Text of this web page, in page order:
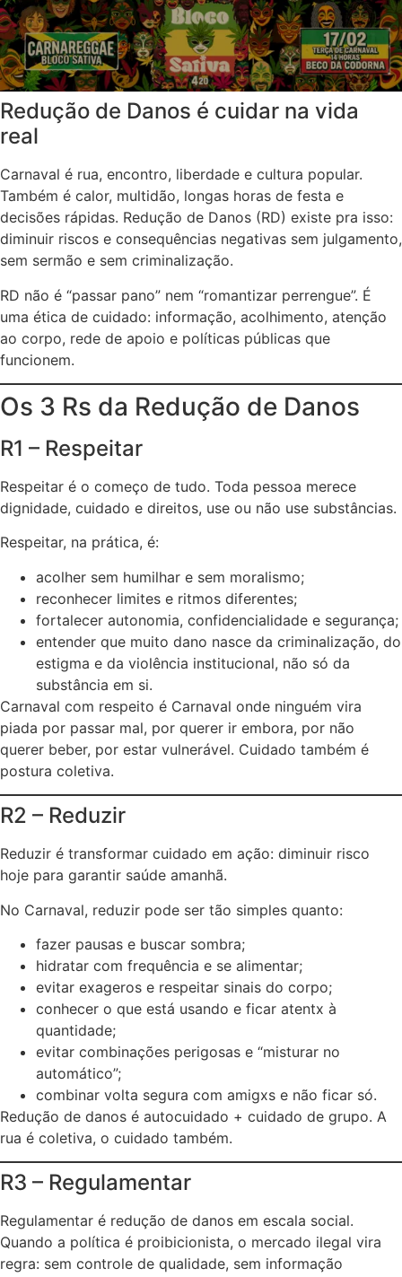
Redução de Danos é cuidar na vida
real
Carnaval é rua, encontro, liberdade e cultura popular.
Também é calor, multidão, longas horas de festa e
decisões rápidas. Redução de Danos (RD) existe pra isso:
diminuir riscos e consequências negativas sem julgamento,
sem sermão e sem criminalização.
RD não é “passar pano” nem “romantizar perrengue”. É
uma ética de cuidado: informação, acolhimento, atenção
ao corpo, rede de apoio e políticas públicas que
funcionem.
Os 3 Rs da Redução de Danos
R1 – Respeitar
Respeitar é o começo de tudo. Toda pessoa merece
dignidade, cuidado e direitos, use ou não use substâncias.
Respeitar, na prática, é:
acolher sem humilhar e sem moralismo;
reconhecer limites e ritmos diferentes;
fortalecer autonomia, confidencialidade e segurança;
entender que muito dano nasce da criminalização, do
estigma e da violência institucional, não só da
substância em si.
Carnaval com respeito é Carnaval onde ninguém vira
piada por passar mal, por querer ir embora, por não
querer beber, por estar vulnerável. Cuidado também é
postura coletiva.
R2 – Reduzir
Reduzir é transformar cuidado em ação: diminuir risco
hoje para garantir saúde amanhã.
No Carnaval, reduzir pode ser tão simples quanto:
fazer pausas e buscar sombra;
hidratar com frequência e se alimentar;
evitar exageros e respeitar sinais do corpo;
conhecer o que está usando e ficar atentx à
quantidade;
evitar combinações perigosas e “misturar no
automático”;
combinar volta segura com amigxs e não ficar só.
Redução de danos é autocuidado + cuidado de grupo. A
rua é coletiva, o cuidado também.
R3 – Regulamentar
Regulamentar é redução de danos em escala social.
Quando a política é proibicionista, o mercado ilegal vira
regra: sem controle de qualidade, sem informação